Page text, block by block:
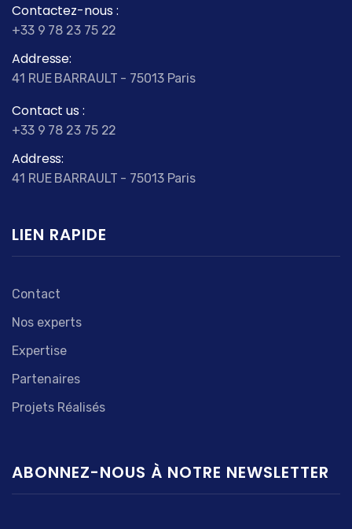
Contactez-nous :
+33 9 78 23 75 22
Addresse:
41 RUE BARRAULT - 75013 Paris
Contact us :
+33 9 78 23 75 22
Address:
41 RUE BARRAULT - 75013 Paris
LIEN RAPIDE
Contact
Nos experts
Expertise
Partenaires
Projets Réalisés
ABONNEZ-NOUS À NOTRE NEWSLETTER